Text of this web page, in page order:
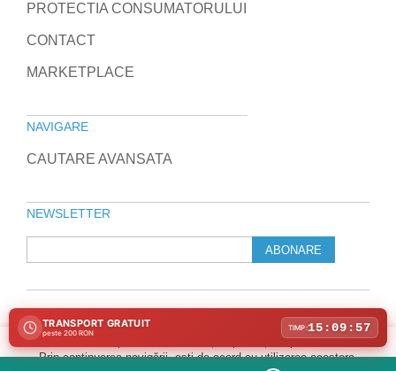
Folosim cookie-uri pentru a îmbunătăți experiența ta pe site-ul nostru.
Prin continuarea navigării, ești de acord cu utilizarea acestora.
PROTECTIA CONSUMATORULUI
CONTACT
MARKETPLACE
NAVIGARE
CAUTARE AVANSATA
NEWSLETTER
ABONARE
© 2010-2026 Laptop Direct
TRANSPORT GRATUIT
peste 200 RON
TIMP:15:09:57